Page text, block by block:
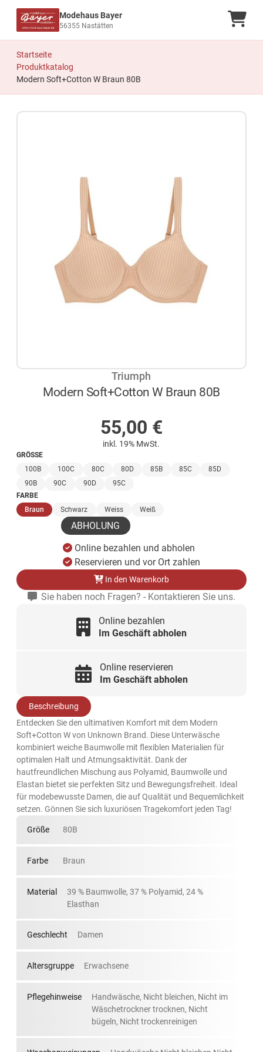
Modehaus Bayer
56355 Nastätten
Startseite
Produktkatalog
Modern Soft+Cotton W Braun 80B
Triumph
Modern Soft+Cotton W Braun 80B
55,00 €
inkl. 19% MwSt.
GRÖSSE
100B
100C 80C 80D 85B 85C
85D
90B
90C 90D
95C
FARBE
Braun (ausgewählt)
Schwarz Weiss Weiß
ABHOLUNG
Online bezahlen und abholen
Reservieren und vor Ort zahlen
In den Warenkorb
Sie haben noch Fragen? - Kontaktieren Sie uns.
Online bezahlen
Im Geschäft abholen
Online reservieren
Im Geschäft abholen
Beschreibung
Entdecken Sie den ultimativen Komfort mit dem Modern
Soft+Cotton W von Unknown Brand. Diese Unterwäsche
kombiniert weiche Baumwolle mit flexiblen Materialien für
optimalen Halt und Atmungsaktivität. Dank der
hautfreundlichen Mischung aus Polyamid, Baumwolle und
Elastan bietet sie perfekten Sitz und Bewegungsfreiheit. Ideal
für modebewusste Damen, die auf Qualität und Bequemlichkeit
setzen. Gönnen Sie sich luxuriösen Tragekomfort jeden Tag!
Größe 80B
Farbe Braun
Material
39 % Baumwolle, 37 % Polyamid, 24 %
Elasthan
Geschlecht Damen
Altersgruppe Erwachsene
Pflegehinweise
Handwäsche, Nicht bleichen, Nicht im
Wäschetrockner trocknen, Nicht
bügeln, Nicht trockenreinigen